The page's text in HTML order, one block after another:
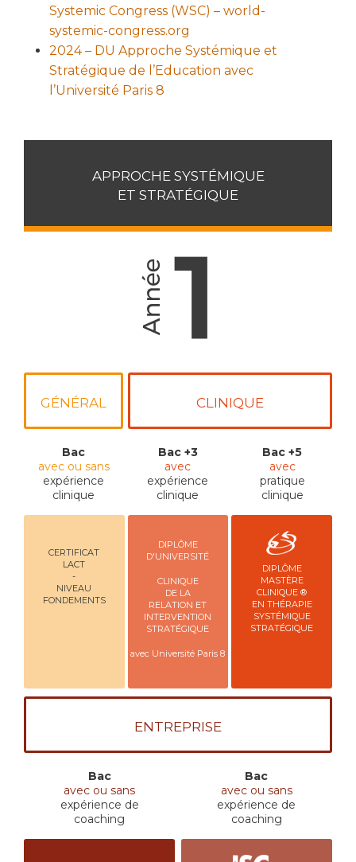
Systemic Congress (WSC) – world-
systemic-congress.org
2024 – DU Approche Systémique et
Stratégique de l’Education avec
l’Université Paris 8
APPROCHE SYSTÉMIQUE
ET STRATÉGIQUE
GÉNÉRAL
Bac
avec ou sans
expérience
clinique
CLINIQUE
Bac +3
avec
expérience
clinique
Bac +5
avec
pratique
clinique
CERTIFICAT
LACT
-
NIVEAU
FONDEMENTS
DIPLÔME
D'UNIVERSITÉ
CLINIQUE
DE LA
RELATION ET
INTERVENTION
STRATÉGIQUE
avec Université Paris 8
DIPLÔME
MASTÈRE
CLINIQUE ®
EN THÉRAPIE
SYSTÉMIQUE
STRATÉGIQUE
ENTREPRISE
Bac
avec ou sans
expérience de
coaching
Bac
avec ou sans
expérience de
coaching